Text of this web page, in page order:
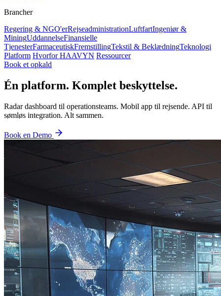
Brancher
Regering & NGO'erRejseadministrationLuftfartIngeniør &
MiningUddannelseFinansielle
TjenesterFarmaceutiskFremstillingTekstil & BeklædningTeknologi
Platform Hvorfor HAAVYN Ressourcer
Book et opkald
Én platform. Komplet beskyttelse.
Radar dashboard til operationsteams. Mobil app til rejsende. API til
sømløs integration. Alt sammen.
Book en Demo